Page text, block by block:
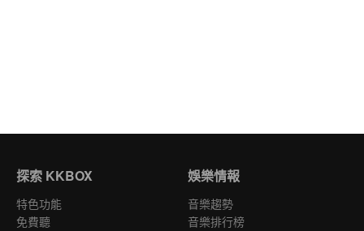
探索 KKBOX
特色功能
免費聽
娛樂情報
音樂趨勢
音樂排行榜